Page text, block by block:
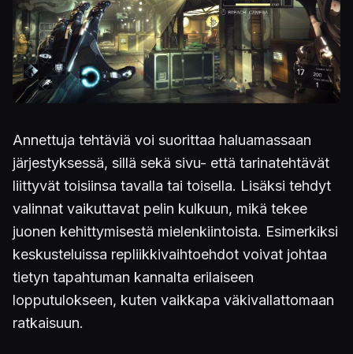
Annettuja tehtäviä voi suorittaa haluamassaan
järjestyksessä, sillä sekä sivu- että tarinatehtävät
liittyvät toisiinsa tavalla tai toisella. Lisäksi tehdyt
valinnat vaikuttavat pelin kulkuun, mikä tekee
juonen kehittymisestä mielenkiintoista. Esimerkiksi
keskusteluissa repliikkivaihtoehdot voivat johtaa
tietyn tapahtuman kannalta erilaiseen
lopputulokseen, kuten vaikkapa väkivallattomaan
ratkaisuun.